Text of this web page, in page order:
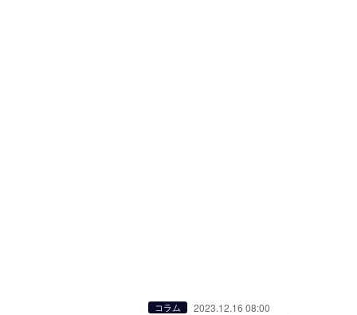
コラム 2023.12.16 08:00